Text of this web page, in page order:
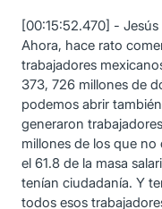
[00:15:52.470] - Jesús
Ahora, hace rato
trabajadores
373, 726 millones de
podemos abrir
generaron
millones de los que
el 61.8 de la masa
tenían ciudadanía. Y
todos esos